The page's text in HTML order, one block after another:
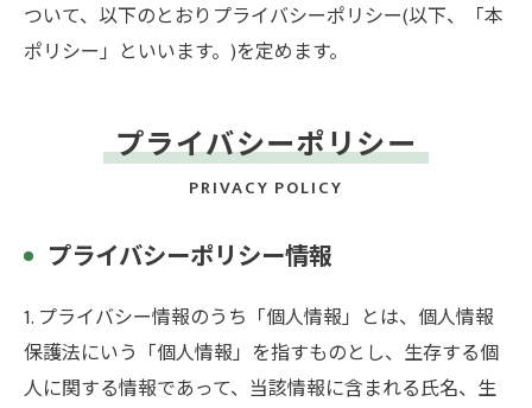
ついて、以下のとおりプライバシーポリシー(以下、「本
ポリシー」といいます。)を定めます。
プライバシーポリシー
PRIVACY POLICY
プライバシーポリシー情報
1. プライバシー情報のうち「個人情報」とは、個人情報
保護法にいう「個人情報」を指すものとし、生存する個
人に関する情報であって、当該情報に含まれる氏名、生